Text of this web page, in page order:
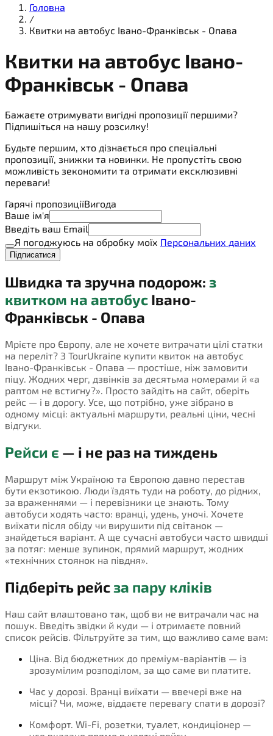
Головна
/
Квитки на автобус Івано-Франківськ - Опава
Квитки на автобус Івано-
Франківськ - Опава
Бажаєте отримувати вигідні пропозиції першими?
Підпишіться на нашу розсилку!
Будьте першим, хто дізнається про спеціальні
пропозиції, знижки та новинки. Не пропустіть свою
можливість зекономити та отримати ексклюзивні
переваги!
Гарячі пропозиціїВигода
Ваше ім'я
Введіть ваш Email
Я погоджуюсь на обробку моїх Персональних даних
Підписатися
Швидка та зручна подорож: з
квитком на автобус Івано-
Франківськ - Опава
Мрієте про Європу, але не хочете витрачати цілі статки
на переліт? З TourUkraine купити квиток на автобус
Івано-Франківськ - Опава — простіше, ніж замовити
піцу. Жодних черг, дзвінків за десятьма номерами й «а
раптом не встигну?». Просто зайдіть на сайт, оберіть
рейс — і в дорогу. Усе, що потрібно, уже зібрано в
одному місці: актуальні маршрути, реальні ціни, чесні
відгуки.
Рейси є — і не раз на тиждень
Маршрут між Україною та Європою давно перестав
бути екзотикою. Люди їздять туди на роботу, до рідних,
за враженнями — і перевізники це знають. Тому
автобуси ходять часто: вранці, удень, уночі. Хочете
виїхати після обіду чи вирушити під світанок —
знайдеться варіант. А ще сучасні автобуси часто швидші
за потяг: менше зупинок, прямий маршрут, жодних
«технічних стоянок на півдня».
Підберіть рейсза пару кліків
Наш сайт влаштовано так, щоб ви не витрачали час на
пошук. Введіть звідки й куди — і отримаєте повний
список рейсів. Фільтруйте за тим, що важливо саме вам:
Ціна. Від бюджетних до преміум-варіантів — із
зрозумілим розподілом, за що саме ви платите.
Час у дорозі. Вранці виїхати — ввечері вже на
місці? Чи, може, віддаєте перевагу спати в дорозі?
Комфорт. Wi-Fi, розетки, туалет, кондиціонер —